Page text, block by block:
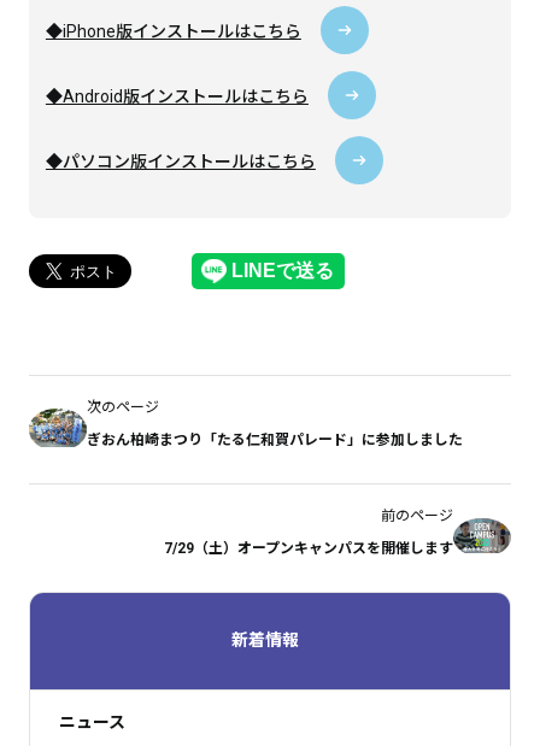
◆iPhone版インストールはこちら
◆Android版インストールはこちら
◆パソコン版インストールはこちら
次のページ
ぎおん柏崎まつり「たる仁和賀パレード」に参加しました
前のページ
7/29（土）オープンキャンパスを開催します
新着情報
ニュース